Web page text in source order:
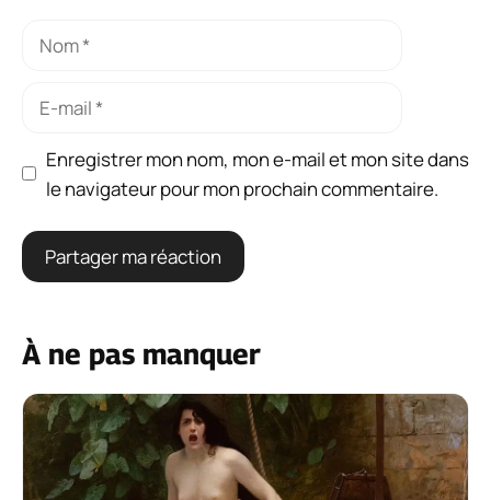
Nom
Enregistrer mon nom, mon e-mail et mon site dans
le navigateur pour mon prochain commentaire.
À ne pas manquer